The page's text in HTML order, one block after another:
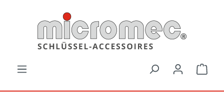
Zum Hauptinhalt springen